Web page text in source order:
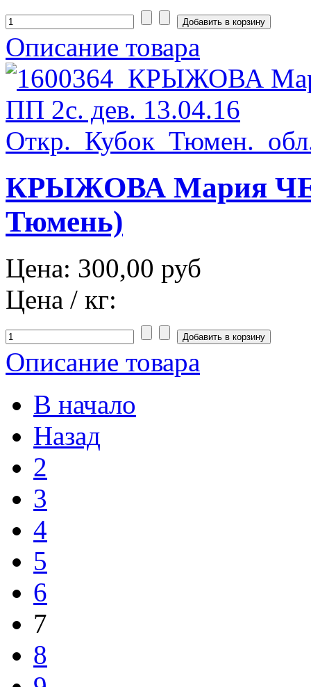
Описание товара
КРЫЖОВА Мария
Тюмень)
Цена: 300,00 руб
Цена / кг:
Описание товара
В начало
Назад
2
3
4
5
6
7
8